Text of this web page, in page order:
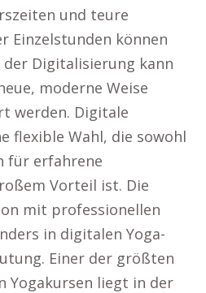
und teure
Einzelstunden können
Digitalisierung kann
moderne Weise
werden. Digitale
flexible Wahl, die sowohl
für erfahrene
Vorteil ist. Die
mit professionellen
in digitalen Yoga-
Einer der größten
Yogakursen liegt in der